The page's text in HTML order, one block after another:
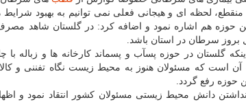
منقطع، لحظه ای و هیجانی فعلی نمی توانیم به بهبود
حوزه هم اشاره نمود و اضافه کرد: در گلستان شاهد
بروز سرطان در استان باشد.
گلستان در حوزه پسآب و پسماند کارخانه ها و
است که مسئولان هنوز به محیط زیست نگاه تفننی و
حوزه رفع گردد.
دانش محیط زیستی مسئولان کشور انتقاد نمود و